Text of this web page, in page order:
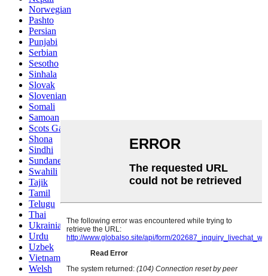
Norwegian
Pashto
Persian
Punjabi
Serbian
Sesotho
Sinhala
Slovak
Slovenian
Somali
Samoan
Scots Gaelic
Shona
Sindhi
Sundanese
Swahili
Tajik
Tamil
Telugu
Thai
Ukrainian
Urdu
Uzbek
Vietnamese
Welsh